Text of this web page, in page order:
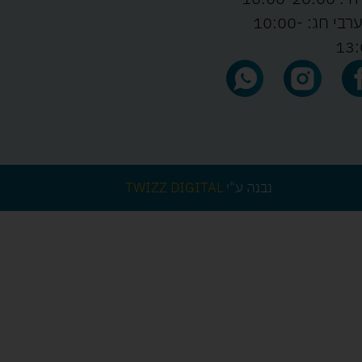
ו' וערבי חג: 10:00-
נבנה ע"יTWIZZ DIGITAL